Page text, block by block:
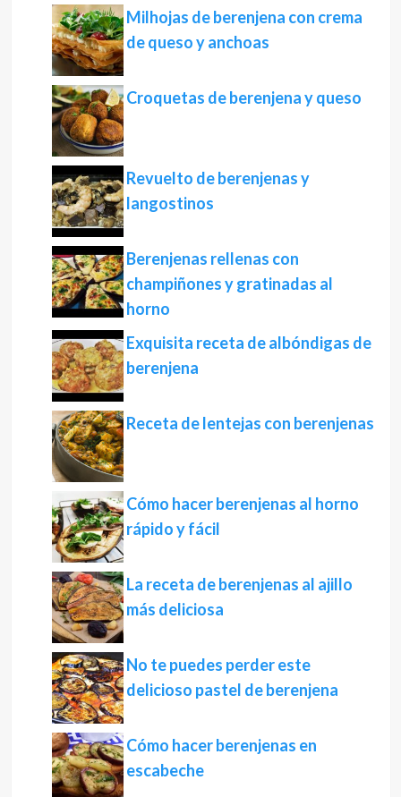
Milhojas de berenjena con crema
de queso y anchoas
Croquetas de berenjena y queso
Revuelto de berenjenas y
langostinos
Berenjenas rellenas con
champiñones y gratinadas al
horno
Exquisita receta de albóndigas de
berenjena
Receta de lentejas con berenjenas
Cómo hacer berenjenas al horno
rápido y fácil
La receta de berenjenas al ajillo
más deliciosa
No te puedes perder este
delicioso pastel de berenjena
Cómo hacer berenjenas en
escabeche